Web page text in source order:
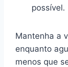
possível.
Mantenha a
enquanto
menos que